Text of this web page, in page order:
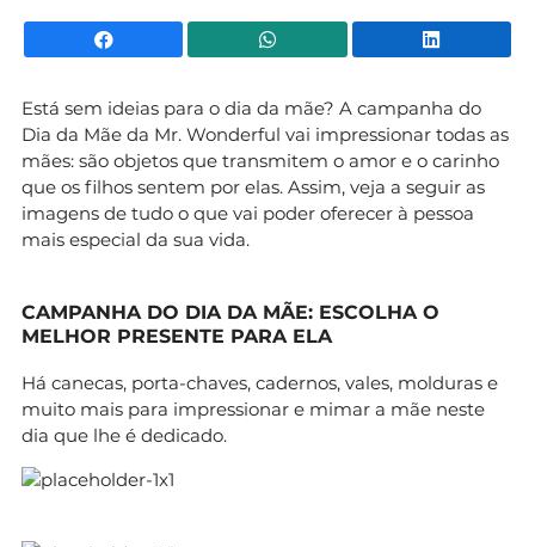
Facebook WhatsApp
Está sem ideias para o dia da mãe? A campanha do
Dia da Mãe da Mr. Wonderful vai impressionar todas as
mães: são objetos que transmitem o amor e o carinho
que os filhos sentem por elas. Assim, veja a seguir as
imagens de tudo o que vai poder oferecer à pessoa
mais especial da sua vida.
CAMPANHA DO DIA DA MÃE: ESCOLHA O
MELHOR PRESENTE PARA ELA
Há canecas, porta-chaves, cadernos, vales, molduras e
muito mais para impressionar e mimar a mãe neste
dia que lhe é dedicado.